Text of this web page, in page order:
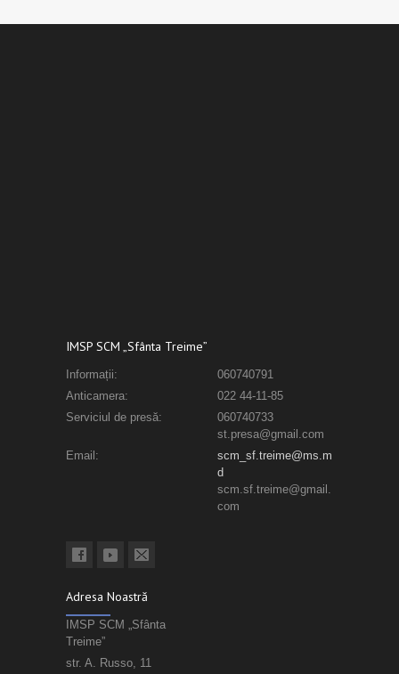
IMSP SCM „Sfânta Treime”
Informații:
060740791
Anticamera:
022 44-11-85
Serviciul de presă:
060740733
st.presa@gmail.com
Email:
scm_sf.treime@ms.m
d
scm.sf.treime@gmail.
com
Adresa Noastră
IMSP SCM „Sfânta
Treime”
str. A. Russo, 11